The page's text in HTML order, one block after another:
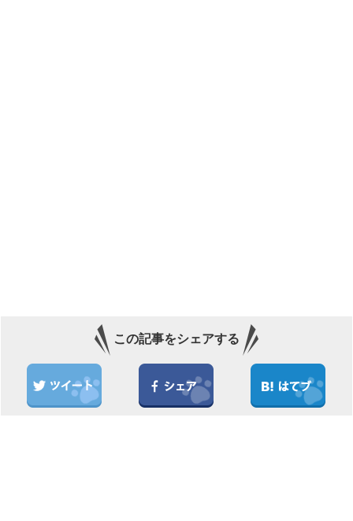
この記事をシェアする